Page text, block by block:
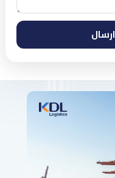
ارسال